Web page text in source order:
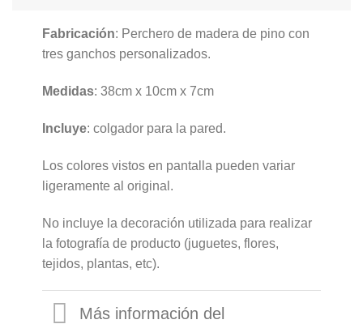
Fabricación: Perchero de madera de pino con
tres ganchos personalizados.
Medidas: 38cm x 10cm x 7cm
Incluye: colgador para la pared.
Los colores vistos en pantalla pueden variar
ligeramente al original.
No incluye la decoración utilizada para realizar
la fotografía de producto (juguetes, flores,
tejidos, plantas, etc).
Más información del